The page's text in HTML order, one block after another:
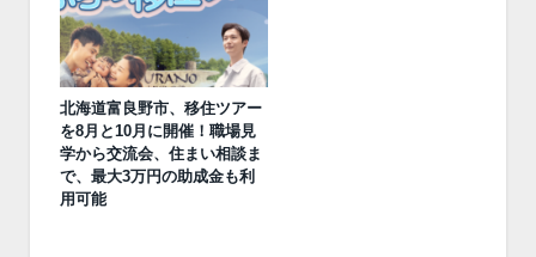
北海道富良野市、移住ツアー
を8月と10月に開催！職場見
学から交流会、住まい相談ま
で、最大3万円の助成金も利
用可能